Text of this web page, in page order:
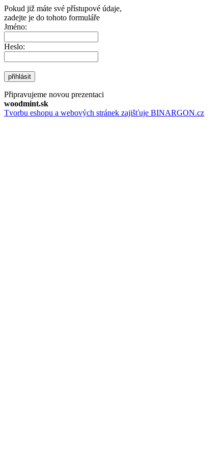
Pokud již máte své přístupové údaje,
zadejte je do tohoto formuláře
Jméno:
Heslo:
přihlásit
Připravujeme novou prezentaci
woodmint.sk
Tvorbu eshopu a webových stránek zajišťuje BINARGON.cz